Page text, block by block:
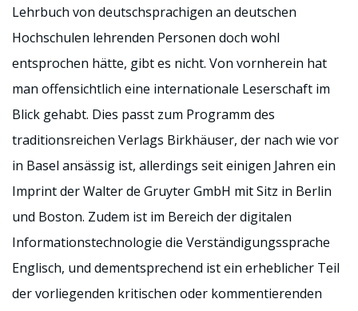
Lehrbuch von deutschsprachigen an deutschen
Hochschulen lehrenden Personen doch wohl
entsprochen hätte, gibt es nicht. Von vornherein hat
man offensichtlich eine internationale Leserschaft im
Blick gehabt. Dies passt zum Programm des
traditionsreichen Verlags Birkhäuser, der nach wie vor
in Basel ansässig ist, allerdings seit einigen Jahren ein
Imprint der Walter de Gruyter GmbH mit Sitz in Berlin
und Boston. Zudem ist im Bereich der digitalen
Informationstechnologie die Verständigungssprache
Englisch, und dementsprechend ist ein erheblicher Teil
der vorliegenden kritischen oder kommentierenden